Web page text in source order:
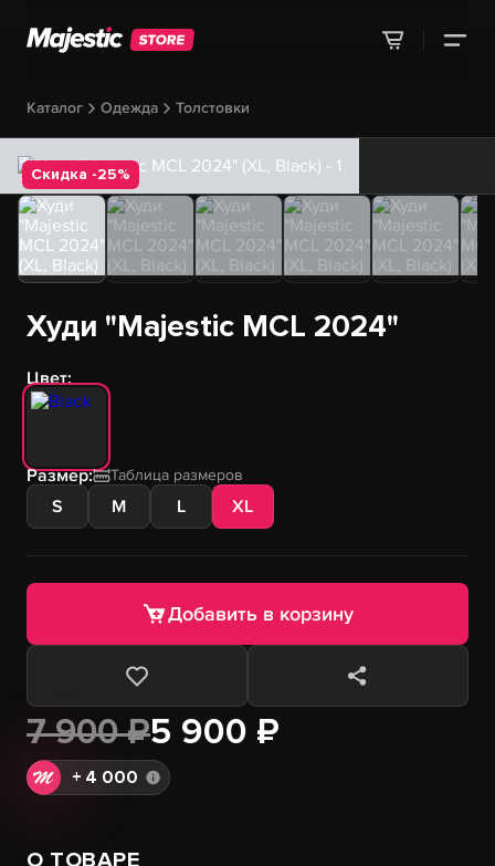
Каталог Одежда Толстовки
Скидка -25%
Худи "Majestic MCL 2024"
Цвет:
Размер: Таблица размеров
S M L XL
7 900 ₽5 900 ₽
+ 4 000
Добавить в корзину
О ТОВАРЕ